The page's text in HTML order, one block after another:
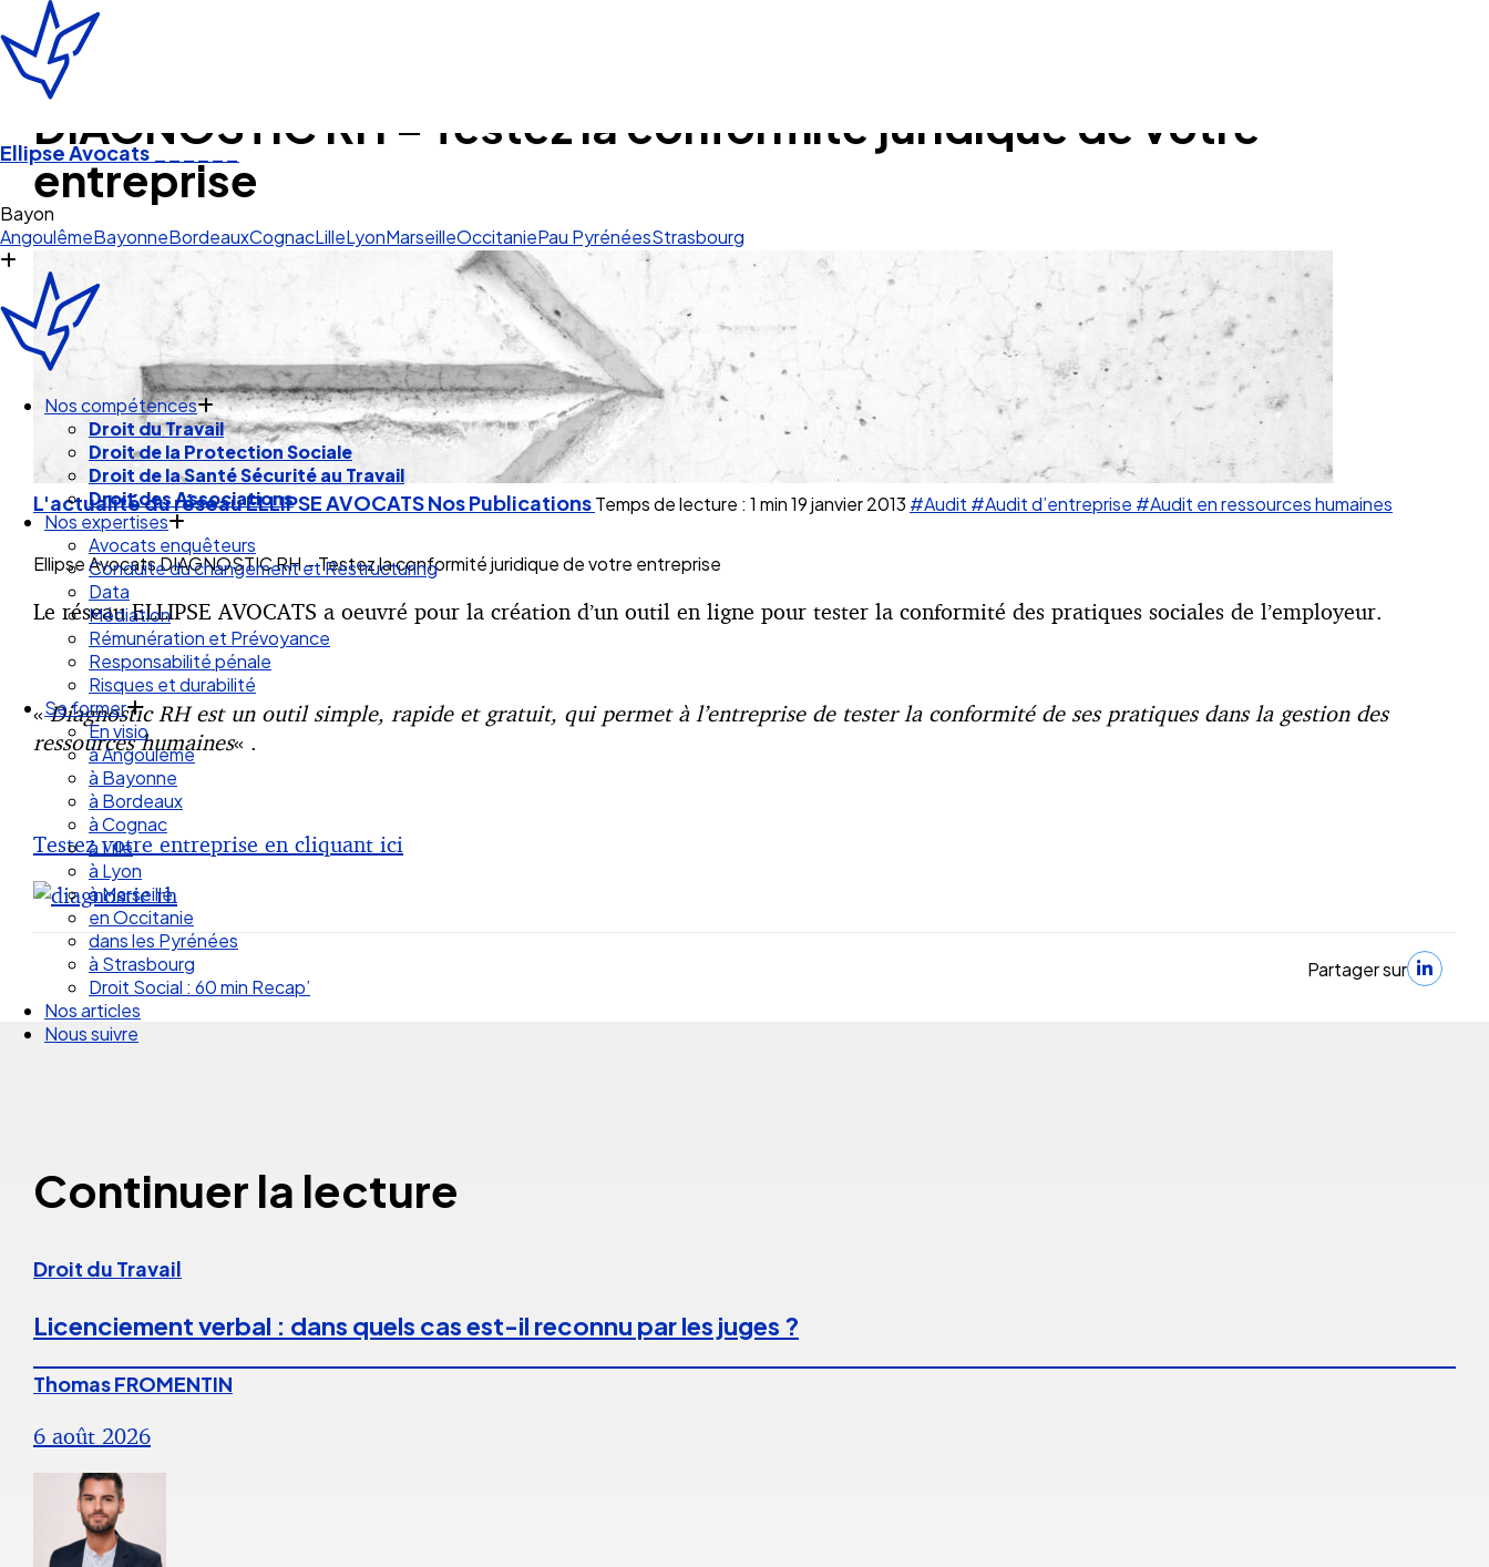
Ellipse Avocats______
P
AngoulêmeBayonneBordeauxCognacLilleLyonMarseilleOccitaniePau PyrénéesStrasbourg
Nos compétences
Droit du Travail
Droit de la Protection Sociale
Droit de la Santé Sécurité au Travail
Droit des Associations
Nos expertises
Avocats enquêteurs
Conduite du changement et Restructuring
Data
Médiation
Rémunération et Prévoyance
Responsabilité pénale
Risques et durabilité
Se former
En visio
à Angouleme
à Bayonne
à Bordeaux
à Cognac
à Lille
à Lyon
à Marseille
en Occitanie
dans les Pyrénées
à Strasbourg
Droit Social : 60 min Recap’
Nos articles
Nous suivre
DIAGNOSTIC RH – Testez la conformité juridique de votre
entreprise
L'actualité du réseau ELLIPSE AVOCATSNos PublicationsTemps de lecture : 1 min19 janvier 2013 #Audit #Audit d’entreprise #Audit en ressources humaines
Ellipse Avocats DIAGNOSTIC RH – Testez la conformité juridique de votre entreprise
Le réseau ELLIPSE AVOCATS a oeuvré pour la création d’un outil en ligne pour tester la conformité des pratiques sociales de l’employeur.
«Diagnostic RH est un outil simple, rapide et gratuit, qui permet à l’entreprise de tester la conformité de ses pratiques dans la gestion des
ressources humaines« .
Testez votre entreprise en cliquant ici
Partager sur
Continuer la lecture
Droit du Travail
Licenciement verbal : dans quels cas est-il reconnu par les juges ?
Thomas FROMENTIN
6 août 2026